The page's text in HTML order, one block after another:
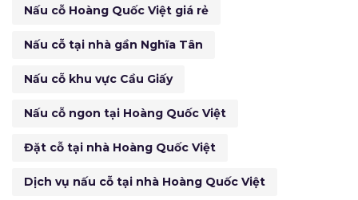
Nấu cỗ Hoàng Quốc Việt giá rẻ
Nấu cỗ tại nhà gần Nghĩa Tân
Nấu cỗ khu vực Cầu Giấy
Nấu cỗ ngon tại Hoàng Quốc Việt
Đặt cỗ tại nhà Hoàng Quốc Việt
Dịch vụ nấu cỗ tại nhà Hoàng Quốc Việt